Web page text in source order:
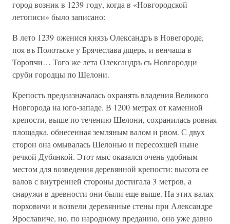
город возник в 1239 году, когда в «Новгородской
летописи» было записано:
В лето 1239 оженися князъ Олександръ в Новегороде,
поя въ Полотьске у Брячеслава дщерь, и венчаша в
Торопчи… Того же лета Олександръ съ Новгородци
сруби городцы по Шелони.
Крепость предназначалась охранять владения Великого
Новгорода на юго-западе. В 1200 метрах от каменной
крепости, выше по течению Шелони, сохранилась ровная
площадка, обнесенная земляным валом и рвом. С двух
сторон она омывалась Шелонью и пересохшей ныне
речкой Дубянкой. Этот мыс оказался очень удобным
местом для возведения деревянной крепости: высота ее
валов с внутренней стороны достигала 3 метров, а
снаружи в древности они были еще выше. На этих валах
порховичи и возвели деревянные стены при Александре
Ярославиче, но, по народному преданию, оно уже давно